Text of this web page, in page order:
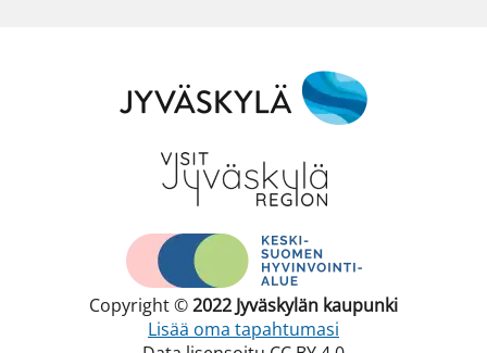
Copyright ©2022 Jyväskylän kaupunki
Lisää oma tapahtumasi